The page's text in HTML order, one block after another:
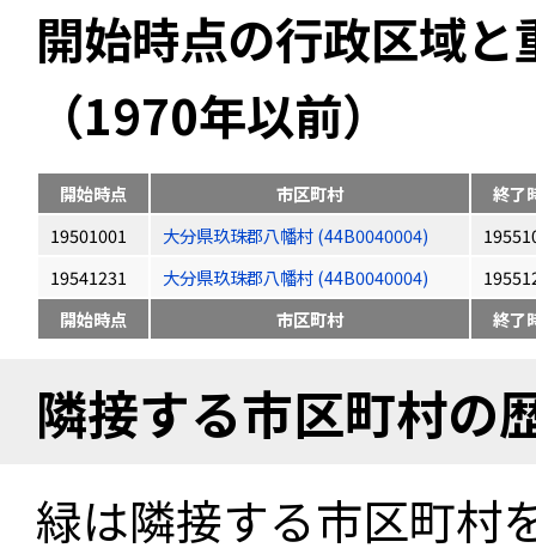
開始時点の行政区域
（1970年以前）
開始時点 市区町村
終了
19501001
大分県玖珠郡八幡村 (44B0040004)
19541231
大分県玖珠郡八幡村 (44B0040004)
開始時点
市区町村 終了
隣接する市区町村の
緑は隣接する市区町村